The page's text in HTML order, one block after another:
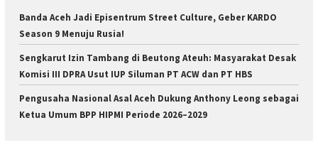
Banda Aceh Jadi Episentrum Street Culture, Geber KARDO
Season 9 Menuju Rusia!
Sengkarut Izin Tambang di Beutong Ateuh: Masyarakat Desak
Komisi III DPRA Usut IUP Siluman PT ACW dan PT HBS
Pengusaha Nasional Asal Aceh Dukung Anthony Leong sebagai
Ketua Umum BPP HIPMI Periode 2026–2029